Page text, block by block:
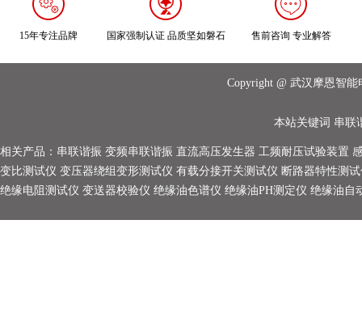
15年专注品牌 国家强制认证 品质坚如磐石 售前咨询 专业解答
Copyright @ 武汉摩恩智
本站关键词 串联
相关产品： 串联谐振 变频串联谐振 直流高压发生器 工频耐压试验装置
变比测试仪 变压器绕组变形测试仪 有载分接开关测试仪 断路器特性测
绝缘电阻测试仪 变送器校验仪 绝缘油色谱仪 绝缘油PH测定仪 绝缘油自